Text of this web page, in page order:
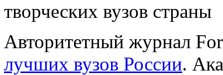
творческих вузов страны
Авторитетный журнал
лучших вузов России.